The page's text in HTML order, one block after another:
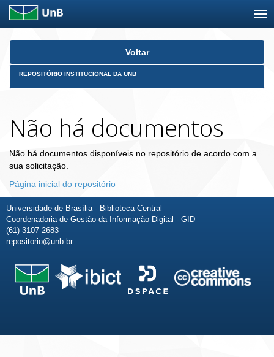
Skip
Voltar
REPOSITÓRIO INSTITUCIONAL DA UNB
Não há documentos
Não há documentos disponíveis no repositório de acordo com a
sua solicitação.
Página inicial do repositório
Universidade de Brasília - Biblioteca Central
Coordenadoria de Gestão da Informação Digital - GID
(61) 3107-2683
repositorio@unb.br